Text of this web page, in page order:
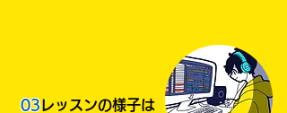
03 レッスンの様子は